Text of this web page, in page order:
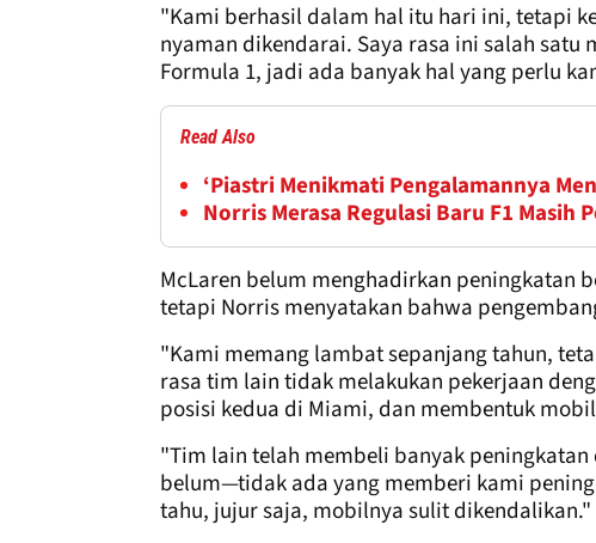
"Kami berhasil dalam hal itu hari ini, tetapi
nyaman dikendarai. Saya rasa ini salah
Formula 1, jadi ada banyak hal yang perlu
Read Also
‘Piastri Menikmati Pengalamannya
Norris Merasa Regulasi Baru F1 Masih
McLaren belum menghadirkan peningkatan
tetapi Norris menyatakan bahwa
"Kami memang lambat sepanjang tahun,
rasa tim lain tidak melakukan pekerjaan
posisi kedua di Miami, dan membentuk
"Tim lain telah membeli banyak
belum—tidak ada yang memberi kami
tahu, jujur ​​saja, mobilnya sulit dikendalikan."